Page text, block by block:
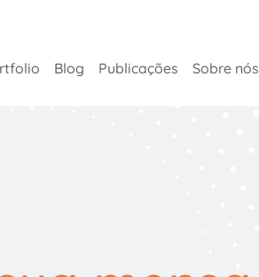
Blog Publicações Sobre nós